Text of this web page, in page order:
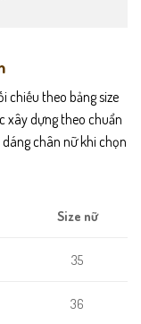
chiếu theo bảng size
xây dựng theo chuẩn
chân nữ khi chọn
Size nữ
35
36